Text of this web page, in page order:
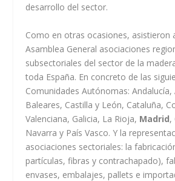
desarrollo del sector.
Como en otras ocasiones, asistieron
Asamblea General asociaciones
subsectoriales del sector de la
toda España. En concreto de las
Comunidades Autónomas: Andalucía,
Baleares, Castilla y León, Cataluña,
Valenciana, Galicia, La Rioja, Madrid,
Navarra y País Vasco. Y la
asociaciones sectoriales: la
partículas, fibras y contrachapado),
envases, embalajes, pallets e